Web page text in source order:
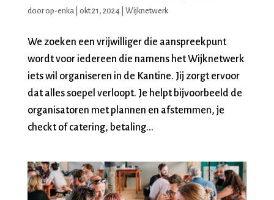
doorop-enka| okt 21, 2024 Wijknetwerk
We zoeken een vrijwilliger die aanspreekpunt
wordt voor iedereen die namens het Wijknetwerk
iets wil organiseren in de Kantine. Jij zorgt ervoor
dat alles soepel verloopt. Je helpt bijvoorbeeld de
organisatoren met plannen en afstemmen, je
checkt of catering, betaling...